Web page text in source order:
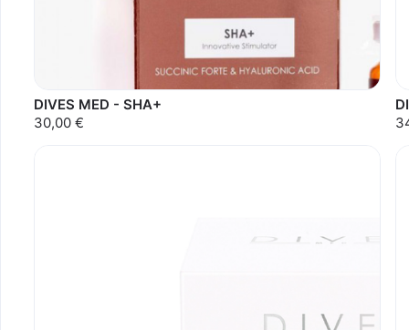
DIVES MED - SHA+
30,00 €